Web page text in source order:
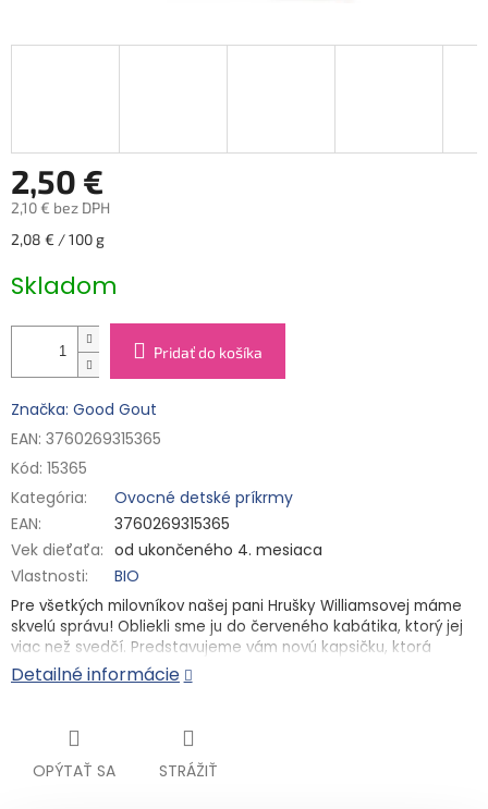
2,50 €
2,10 € bez DPH
Jednotková
2,08 € / 100 g
Skladom
Pridať do košíka
Značka: Good Gout
EAN: 3760269315365
Kód: 15365
Kategória:
Ovocné detské príkrmy
EAN:
3760269315365
Vek dieťaťa: od ukončeného 4. mesiaca
Vlastnosti: BIO
Pre všetkých milovníkov našej pani Hrušky Williamsovej máme
skvelú správu! Obliekli sme ju do červeného kabátika, ktorý jej
viac než svedčí. Predstavujeme vám novú kapsičku, ktorá
obsahuje 70 % bio hrušky Williams a 30 % bio červenej repy s
pár kvapkami šťavy z citrónu a aceroly. Tiež sa nemôžete
Kombinácia hrušky a repy je ako nečakaná symfónia chutí.
Sladká a šťavnatá hruška prináša sviežosť, zatiaľ čo repa
dodáva výraznejší a zemitejší tón. Spoločne tvoria harmóniu,
Detailné informácie
OPÝTAŤ SA STRÁŽIŤ